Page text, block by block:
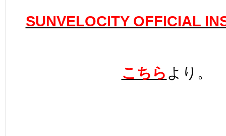
SUNVELOCITY OFFICIAL
こちら より。